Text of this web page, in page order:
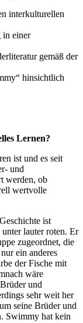
interkulturellen
in einer
gemäß der
hinsichtlich
Lernen?
ist und es seit
und
werden, ob
wertvolle
ist
lauter roten. Er
zugeordnet, die
ein anderes
der Fische mit
wäre
und
sehr weit her
seine Brüder und
Swimmy hat kein